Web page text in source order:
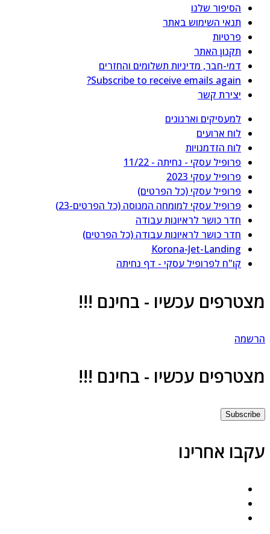
הסיפור שלנו
תנאי השימוש באתר
פרטיות
תקנון האתר
דמי-חבר, מדיניות תשלומים והחזרים
Subscribe to receive emails again?
יצירת קשר
למעסיקים וארגונים
לוח ארועים
לוח הזדמנויות
פרופיל עסקי - נחיתה - 11/22
פרופיל עסקי 2023
פרופיל עסקי (כל הפרטים)
פרופיל עסקי למומחה המנוסה (כל הפרטים-23)
חדר כושר לראיונות עבודה
חדר כושר לראיונות עבודה (כל הפרטים)
Korona-Jet-Landing
קו"ח לפרופיל עסקי - דף נחיתה
עכשיו - בחינם !!!
עכשיו - בחינם !!!
אחרינו